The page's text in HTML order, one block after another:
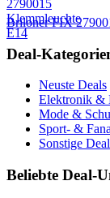
Briloner FIX
Deal-
Neuste Deals
Elektronik &
Mode &
Sport- &
Sonstige
Beliebte Deal-